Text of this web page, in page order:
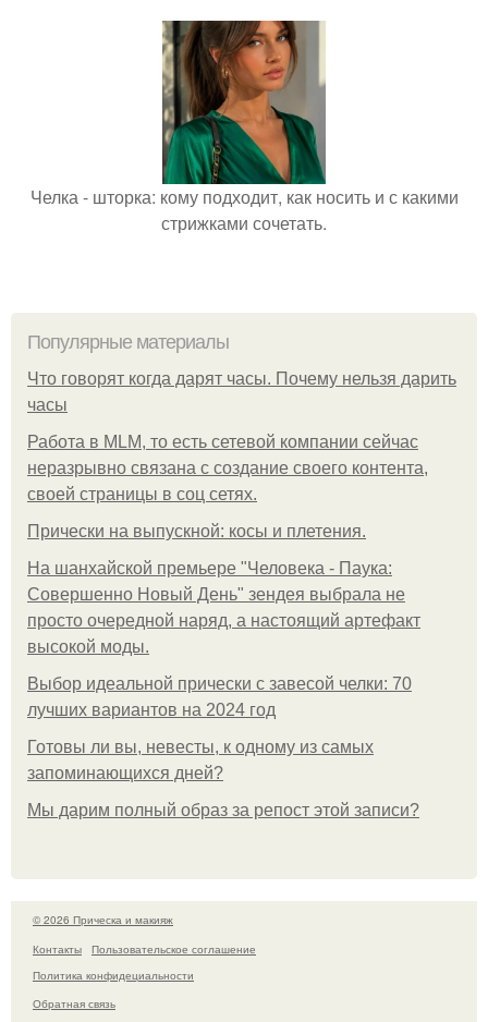
Челка - шторка: кому подходит, как носить и с какими
стрижками сочетать.
Популярные материалы
Что говорят когда дарят часы. Почему нельзя дарить
часы
Работа в MLM, то есть сетевой компании сейчас
неразрывно связана с создание своего контента,
своей страницы в соц сетях.
Прически на выпускной: косы и плетения.
На шанхайской премьере "Человека - Паука:
Совершенно Новый День" зендея выбрала не
просто очередной наряд, а настоящий артефакт
высокой моды.
Выбор идеальной прически с завесой челки: 70
лучших вариантов на 2024 год
Готовы ли вы, невесты, к одному из самых
запоминающихся дней?
Мы дарим полный образ за репост этой записи?
© 2026 Прическа и макияж
Контакты
Пользовательское соглашение
Политика конфидециальности
Обратная связь